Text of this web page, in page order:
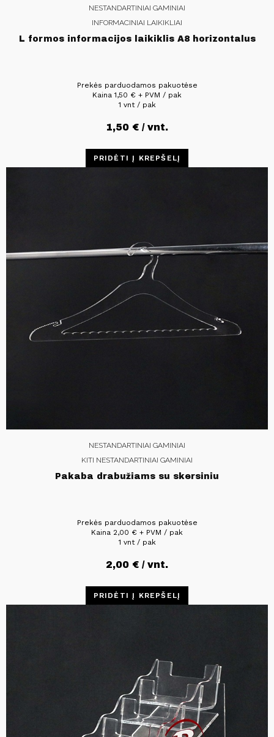
NESTANDARTINIAI GAMINIAI
INFORMACINIAI LAIKIKLIAI
L formos informacijos laikiklis A8 horizontalus
Prekės parduodamos pakuotėse
Kaina1,50 € + PVM / pak
1 vnt / pak
1,50 € / vnt.
PRIDĖTI Į KREPŠELĮ
NESTANDARTINIAI GAMINIAI
KITI NESTANDARTINIAI GAMINIAI
Pakaba drabužiams su skersiniu
Prekės parduodamos pakuotėse
Kaina 2,00 € + PVM / pak
1 vnt / pak
2,00 € / vnt.
PRIDĖTI Į KREPŠELĮ